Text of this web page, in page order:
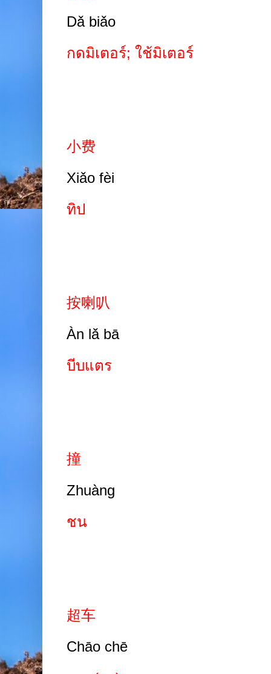
Dǎ biǎo
กดมิเตอร์; ใช้มิเตอร์
小费
Xiǎo fèi
ทิป
按喇叭
Àn lǎ bā
บีบแตร
撞
Zhuàng
ชน
超车
Chāo chē